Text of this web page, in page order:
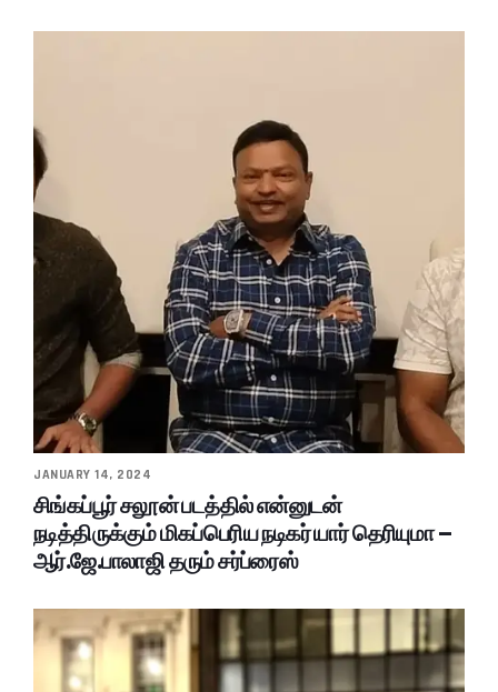
JANUARY 14, 2024
சிங்கப்பூர் சலூன் படத்தில் என்னுடன்
நடித்திருக்கும் மிகப்பெரிய நடிகர் யார் தெரியுமா –
ஆர்.ஜே.பாலாஜி தரும் சர்ப்ரைஸ்